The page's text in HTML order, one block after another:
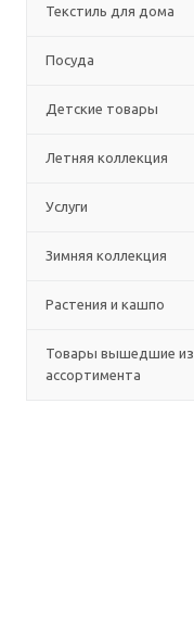
Текстиль для дома
Посуда
Детские товары
Летняя коллекция
Услуги
Зимняя коллекция
Растения и кашпо
Товары вышедшие из
ассортимента